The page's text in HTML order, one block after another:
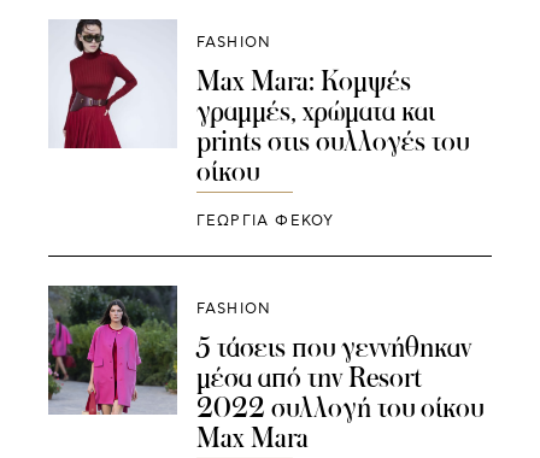
FASHION
Μax Mara: Κομψές
γραμμές, χρώματα και
prints στις συλλογές του
οίκου
ΓΕΩΡΓΙΑ ΦΕΚΟΥ
FASHION
5 τάσεις που γεννήθηκαν
μέσα από την Resort
2022 συλλογή του οίκου
Max Mara